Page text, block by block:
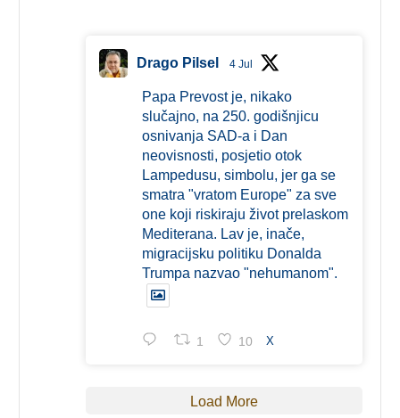
Drago Pilsel 4 Jul
Papa Prevost je, nikako
slučajno, na 250. godišnjicu
osnivanja SAD-a i Dan
neovisnosti, posjetio otok
Lampedusu, simbolu, jer ga se
smatra "vratom Europe" za sve
one koji riskiraju život prelaskom
Mediterana. Lav je, inače,
migracijsku politiku Donalda
Trumpa nazvao "nehumanom".
1 10 X
Load More